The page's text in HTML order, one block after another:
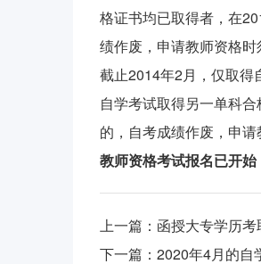
格证书均已取得者，在
绩作废，申请教师资格时
截止2014年2月，仅取得
自学考试取得另一单科
的，自考成绩作废，申请
教师资格考试报名已开
上一篇： 函授大专学历
下一篇： 2020年4月的自